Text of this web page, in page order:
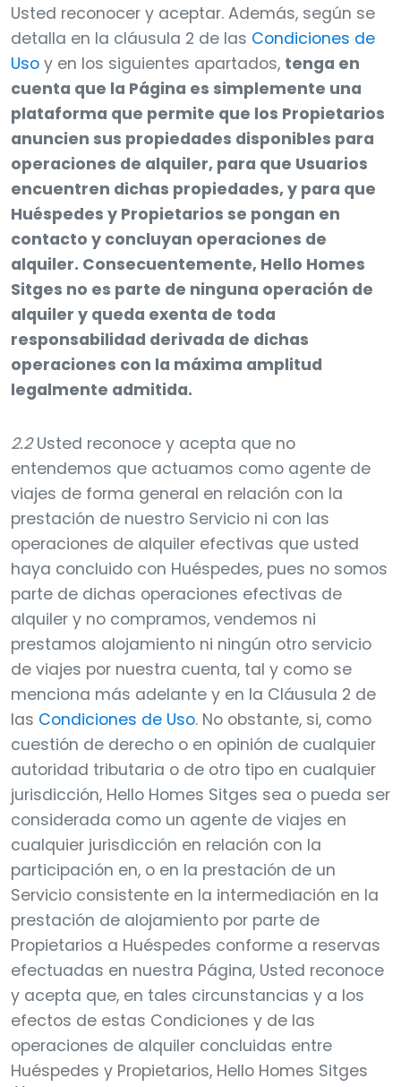
Usted reconocer y aceptar. Además, según se
detalla en la cláusula 2 de las Condiciones de
Uso y en los siguientes apartados, tenga en
cuenta que la Página es simplemente una
plataforma que permite que los Propietarios
anuncien sus propiedades disponibles para
operaciones de alquiler, para que Usuarios
encuentren dichas propiedades, y para que
Huéspedes y Propietarios se pongan en
contacto y concluyan operaciones de
alquiler. Consecuentemente, Hello Homes
Sitges no es parte de ninguna operación de
alquiler y queda exenta de toda
responsabilidad derivada de dichas
operaciones con la máxima amplitud
legalmente admitida.
2.2Usted reconoce y acepta que no
entendemos que actuamos como agente de
viajes de forma general en relación con la
prestación de nuestro Servicio ni con las
operaciones de alquiler efectivas que usted
haya concluido con Huéspedes, pues no somos
parte de dichas operaciones efectivas de
alquiler y no compramos, vendemos ni
prestamos alojamiento ni ningún otro servicio
de viajes por nuestra cuenta, tal y como se
menciona más adelante y en la Cláusula 2 de
las Condiciones de Uso. No obstante, si, como
cuestión de derecho o en opinión de cualquier
autoridad tributaria o de otro tipo en cualquier
jurisdicción, Hello Homes Sitges sea o pueda ser
considerada como un agente de viajes en
cualquier jurisdicción en relación con la
participación en, o en la prestación de un
Servicio consistente en la intermediación en la
prestación de alojamiento por parte de
Propietarios a Huéspedes conforme a reservas
efectuadas en nuestra Página, Usted reconoce
y acepta que, en tales circunstancias y a los
efectos de estas Condiciones y de las
operaciones de alquiler concluidas entre
Huéspedes y Propietarios, Hello Homes Sitges